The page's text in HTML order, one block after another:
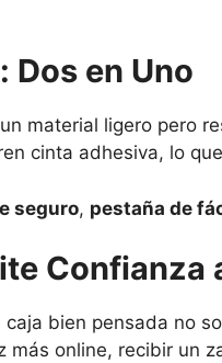
en Uno
material ligero pero
cinta adhesiva, lo
seguro, pestaña de
Confianza
bien pensada no
online, recibir un